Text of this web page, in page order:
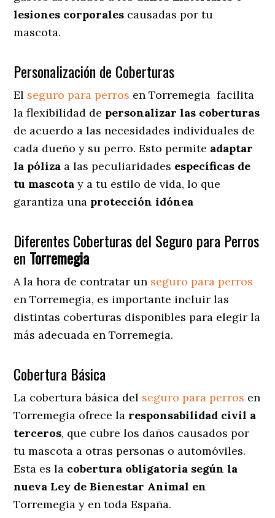
lesiones corporales causadas por tu
mascota.
Personalización de Coberturas
El seguro para perros en Torremegia facilita
la flexibilidad de personalizar las coberturas
de acuerdo a las necesidades individuales de
cada dueño y su perro. Esto permite adaptar
la póliza a las peculiaridades específicas de
tu mascota y a tu estilo de vida, lo que
garantiza una protección idónea
Diferentes Coberturas del Seguro para Perros
en Torremegia
A la hora de contratar un seguro para perros
en Torremegia, es importante incluir las
distintas coberturas disponibles para elegir la
más adecuada en Torremegia.
Cobertura Básica
La cobertura básica del seguro para perros en
Torremegia ofrece la responsabilidad civil a
terceros, que cubre los daños causados por
tu mascota a otras personas o automóviles.
Esta es la cobertura obligatoria según la
nueva Ley de Bienestar Animal en
Torremegia y en toda España.